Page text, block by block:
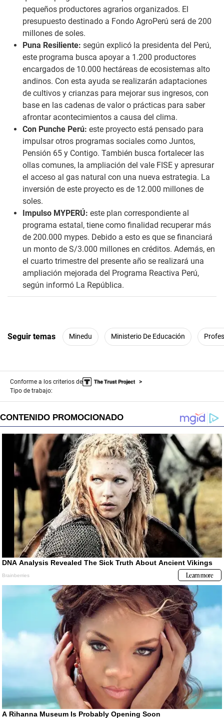
pequeños productores agrarios organizados. El
presupuesto destinado a Fondo AgroPerú será de 200
millones de soles.
Puna Resiliente: según explicó la presidenta del Perú,
este programa busca apoyar a 1.200 productores
encargados de 10.000 hectáreas de ecosistemas alto
andinos. Con esta ayuda se realizarán adaptaciones
de cultivos y crianzas para mejorar sus ingresos, con
base en las cadenas de valor o prácticas para saber
afrontar acontecimientos a causa del clima.
Con Punche Perú: este proyecto está pensado para
impulsar otros programas sociales como Juntos,
Pensión 65 y Contigo. También busca fortalecer las
ollas comunes, la ampliación del vale FISE y apresurar
el acceso al gas natural con una nueva estrategia. La
inversión de este proyecto es de 12.000 millones de
soles.
Impulso MYPERÚ: este plan correspondiente al
programa estatal, tiene como finalidad recuperar más
de 200.000 mypes. Debido a esto es que se financiará
un monto de S/3.000 millones en créditos. Además, en
el cuarto trimestre del presente año se realizará una
ampliación mejorada del Programa Reactiva Perú,
según informó La República.
Seguir temas Minedu Ministerio De Educación
Conforme a los criterios de
Tipo de trabajo: